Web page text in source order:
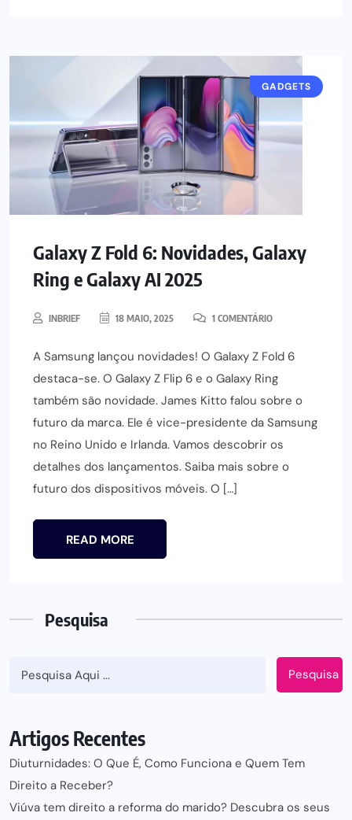
GADGETS
Galaxy Z Fold 6: Novidades, Galaxy
Ring e Galaxy AI 2025
INBRIEF 18 MAIO, 2025 1 COMENTÁRIO
A Samsung lançou novidades! O Galaxy Z Fold 6
destaca-se. O Galaxy Z Flip 6 e o Galaxy Ring
também são novidade. James Kitto falou sobre o
futuro da marca. Ele é vice-presidente da Samsung
no Reino Unido e Irlanda. Vamos descobrir os
detalhes dos lançamentos. Saiba mais sobre o
futuro dos dispositivos móveis. O […]
READ MORE
Pesquisa
Pesquisa
Artigos Recentes
Diuturnidades: O Que É, Como Funciona e Quem Tem
Direito a Receber?
Viúva tem direito a reforma do marido? Descubra os seus